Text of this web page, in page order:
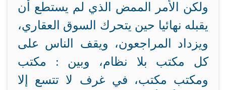
ولكن الأمر الممض الذي لم يستطع أن
يقبله نهائيا حين يتحرك السوق العقاري،
ويزداد المراجعون، ويقف الناس على
كل مكتب بلا نظام، وبين : مكتب
ومكتب مكتب، في غرف لا تتسع إلا